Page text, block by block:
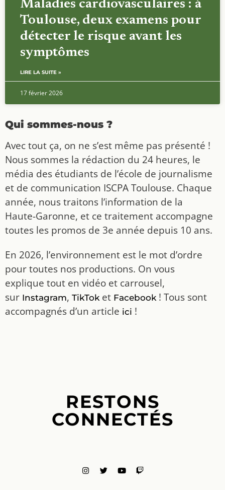
Maladies cardiovasculaires : à
Toulouse, deux examens pour
détecter le risque avant les
symptômes
LIRE LA SUITE »
17 février 2026
Qui sommes-nous ?
Avec tout ça, on ne s’est même pas présenté !
Nous sommes la rédaction du 24 heures, le
média des étudiants de l’école de journalisme
et de communication ISCPA Toulouse. Chaque
année, nous traitons l’information de la
Haute-Garonne, et ce traitement accompagne
toutes les promos de 3e année depuis 10 ans.
En 2026, l’environnement est le mot d’ordre
pour toutes nos productions. On vous
explique tout en vidéo et carrousel,
sur Instagram, TikToket Facebook! Tous sont
accompagnés d’un article ici !
RESTONS
CONNECTÉS